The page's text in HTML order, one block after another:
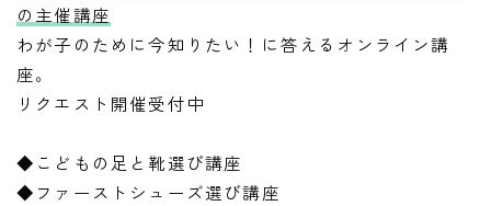
の主催講座
わが子のために今知りたい！に答えるオンライン講
座。
リクエスト開催受付中
◆こどもの足と靴選び講座
◆ファーストシューズ選び講座